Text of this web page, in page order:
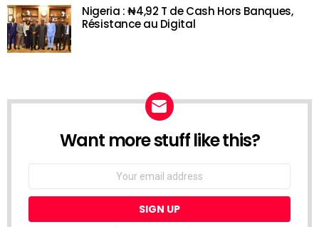
Nigeria : ₦4,92 T de Cash Hors Banques,
Résistance au Digital
NEWSLETTER
Want more stuff like this?
Email